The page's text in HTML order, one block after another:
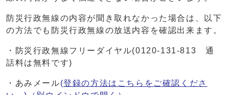
防災行政無線の内容が聞き取れなかった場合は、以下
の方法でも防災行政無線の放送内容を確認出来ます。
・防災行政無線フリーダイヤル(0120-131-813 通
話料は無料です)
・あみメール(登録の方法はこちらをご確認くださ